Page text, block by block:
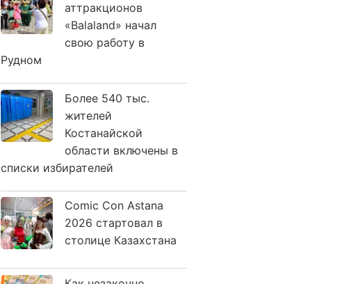
аттракционов
«Balaland» начал
свою работу в
Рудном
Более 540 тыс.
жителей
Костанайской
области включены в
списки избирателей
Comic Con Astana
2026 стартовал в
столице Казахстана